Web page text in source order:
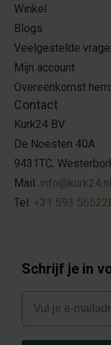
Winkel
Blogs
Veelgestelde
Mijn account
Overeenkomst
Contact
Kurk24 BV
De Noesten 40A
9431TC,
Mail: info@kurk24.nl
Tel: +31 593
Schrijf je in
E-mail